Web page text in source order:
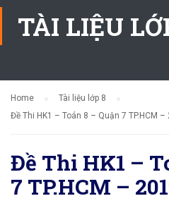
TÀI LIỆU
Home
Tài liệu lớp 8
Đề Thi HK1 – Toán 8 – Quận 7 TP.HCM –
Đề Thi HK1 –
7 TP.HCM –